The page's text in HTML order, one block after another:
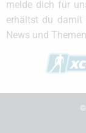
melde dich für
erhältst du damit
News und